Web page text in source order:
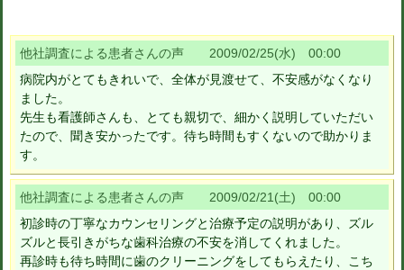
他社調査による患者さんの声 2009/02/25(水) 00:00
病院内がとてもきれいで、全体が見渡せて、不安感がなくなり
ました。
先生も看護師さんも、とても親切で、細かく説明していただい
たので、聞き安かったです。待ち時間もすくないので助かりま
す。
他社調査による患者さんの声 2009/02/21(土) 00:00
初診時の丁寧なカウンセリングと治療予定の説明があり、ズル
ズルと長引きがちな歯科治療の不安を消してくれました。
再診時も待ち時間に歯のクリーニングをしてもらえたり、こち